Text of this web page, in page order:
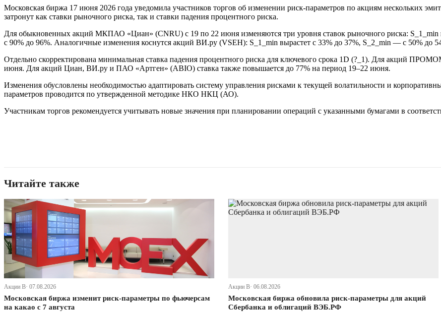
Московская биржа 17 июня 2026 года уведомила участников торгов об изменении риск-параметров по акциям нескольких
затронут как ставки рыночного риска, так и ставки падения процентного риска.
Для обыкновенных акций МКПАО «Циан» (CNRU) с 19 по 22 июня изменяются три уровня ставок рыночного риска:
с 90% до 96%. Аналогичные изменения коснутся акций ВИ.ру (VSEH): S_1_min вырастет с 33% до 37%, S_2_min — с 50% до
Отдельно скорректирована минимальная ставка падения процентного риска для ключевого срока 1D (?_1). Для акций
июня. Для акций Циан, ВИ.ру и ПАО «Артген» (ABIO) ставка также повышается до 77% на период 19–22 июня.
Изменения обусловлены необходимостью адаптировать систему управления рисками к текущей волатильности и
параметров проводится по утвержденной методике НКО НКЦ (АО).
Участникам торгов рекомендуется учитывать новые значения при планировании операций с указанными бумагами в
Читайте также
Акции В· 07.08.2026
Московская биржа изменит риск-параметры по фьючерсам
на какао с 7 августа
Акции В· 06.08.2026
Московская биржа обновила риск-параметры для акций
Сбербанка и облигаций ВЭБ.РФ